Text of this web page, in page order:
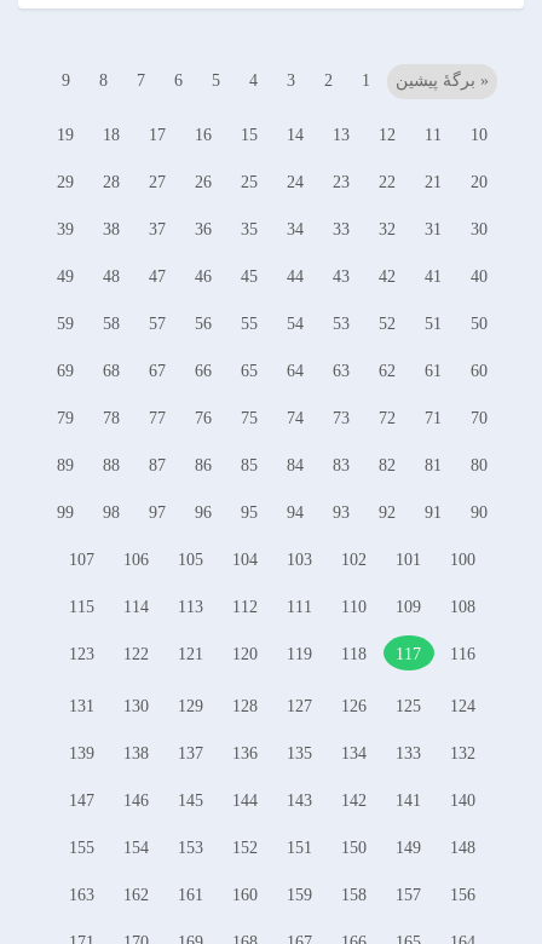
« برگه‌ٔ پیشین 1
2
3
4
5
6
7
8
9
10
11
12
13
14
15
16
17
18
19
20
21
22
23
24
25
26
27
28
29
30
31
32
33
34
35
36
37
38
39
40
41
42
43
44
45
46
47
48
49
50
51
52
53
54
55
56
57
58
59
60
61
62
63
64
65
66
67
68
69
70
71
72
73
74
75
76
77
78
79
80
81
82
83
84
85
86
87
88
89
90
91
92
93
94
95
96
97
98
99
100
101
102
103
104
105
106
107
108
109
110
111
112
113
114
115
116
117
118
119
120
121
122
123
124
125
126
127
128
129
130
131
132
133
134
135
136
137
138
139
140
141
142
143
144
145
146
147
148
149
150
151
152
153
154
155
156
157
158
159
160
161
162
163